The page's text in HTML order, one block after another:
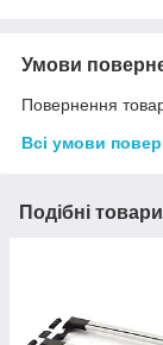
Умови
Повернення
Всі умови
Подібні